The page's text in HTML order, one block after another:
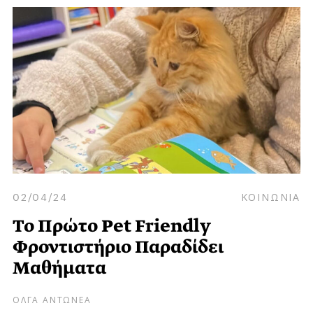
02/04/24 ΚΟΙΝΩΝΙΑ
Το Πρώτο Pet Friendly
Φροντιστήριο Παραδίδει
Μαθήματα
ΟΛΓΑ ΑΝΤΩΝΕΑ